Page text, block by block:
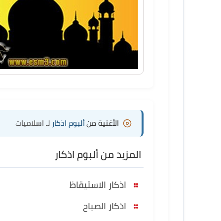
الأغنية منألبوم اذكار لـ اسلاميات
المزيد من ألبوم اذكار
اذكار الاستيقاظ
اذكار الصباح